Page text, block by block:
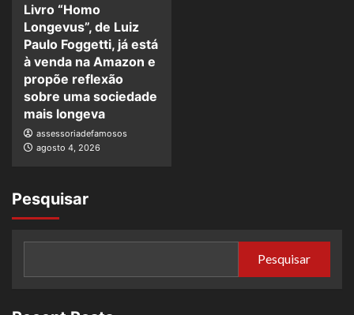
Livro “Homo
Longevus”, de Luiz
Paulo Foggetti, já está
à venda na Amazon e
propõe reflexão
sobre uma sociedade
mais longeva
assessoriadefamosos
agosto 4, 2026
Pesquisar
Pesquisar